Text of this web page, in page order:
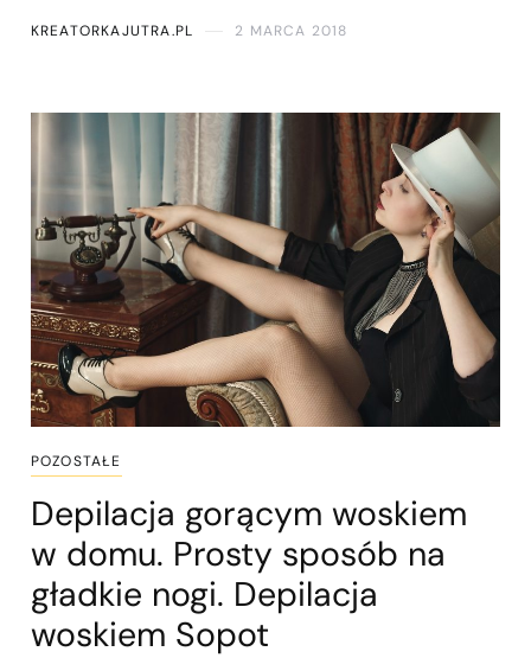
KREATORKAJUTRA.PL 2 MARCA 2018
POZOSTAŁE
Depilacja gorącym woskiem
w domu. Prosty sposób na
gładkie nogi. Depilacja
woskiem Sopot